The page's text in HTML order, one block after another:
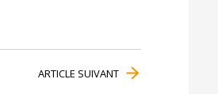
ARTICLE SUIVANT